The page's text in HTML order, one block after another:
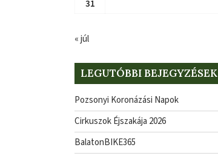
31
« júl
LEGUTÓBBI BEJEGYZÉSEK
Pozsonyi Koronázási Napok
Cirkuszok Éjszakája 2026
BalatonBIKE365